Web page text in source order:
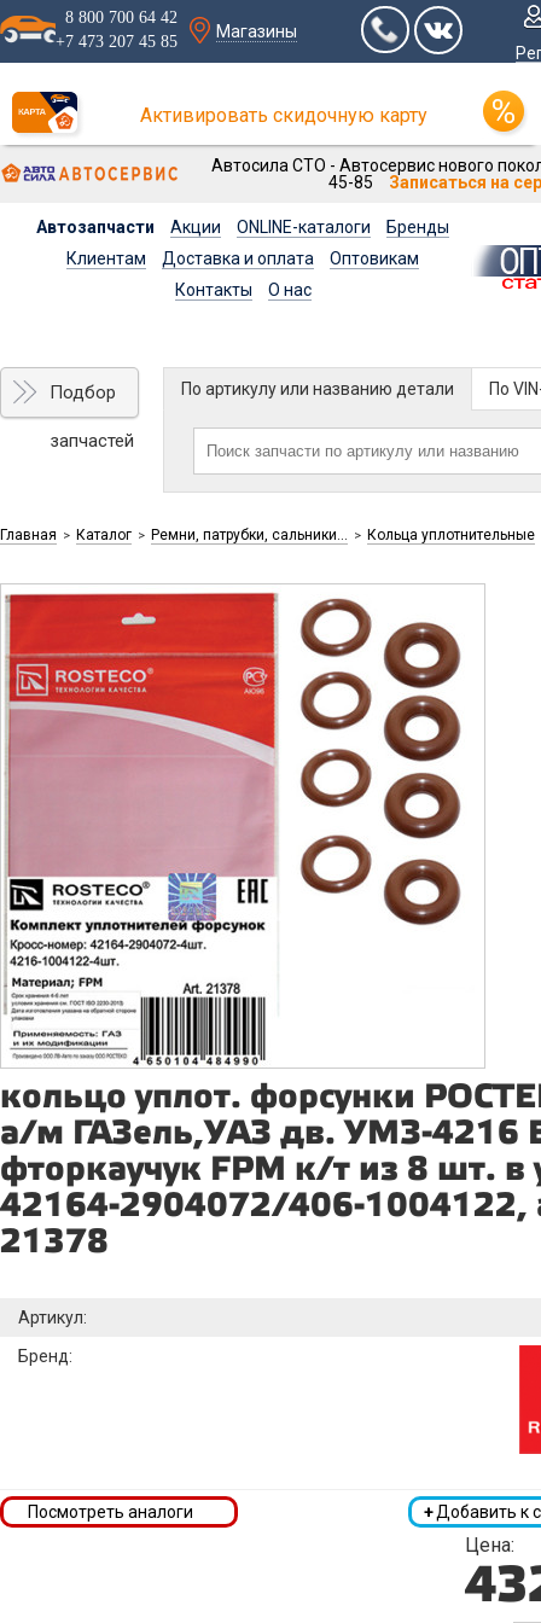
8 800 700 64 42
+7 473 207 45 85
Магазины
Активировать скидочную карту
Автосила СТО - Автосервис нового
45-85
Записаться на
Автозапчасти Акции ONLINE-каталоги
Бренды
Клиентам
Доставка и оплата
Оптовикам
Контакты
О нас
Подбор
запчастей
По артикулу или названию детали По
Главная > Каталог > Ремни, патрубки, сальники... > Кольца уплотнительные
кольцо уплот. форсунки
а/м ГАЗель,УАЗ дв. УМЗ-4216
фторкаучук FPM к/т из 8 шт. в
42164-2904072/406-1004122,
21378
Артикул:
Бренд:
+Добавить к
Посмотреть аналоги
Цена: